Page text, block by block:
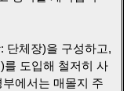
단체장)을 구성하고,
를 도입해 철저히 사
에서는 매몰지 주